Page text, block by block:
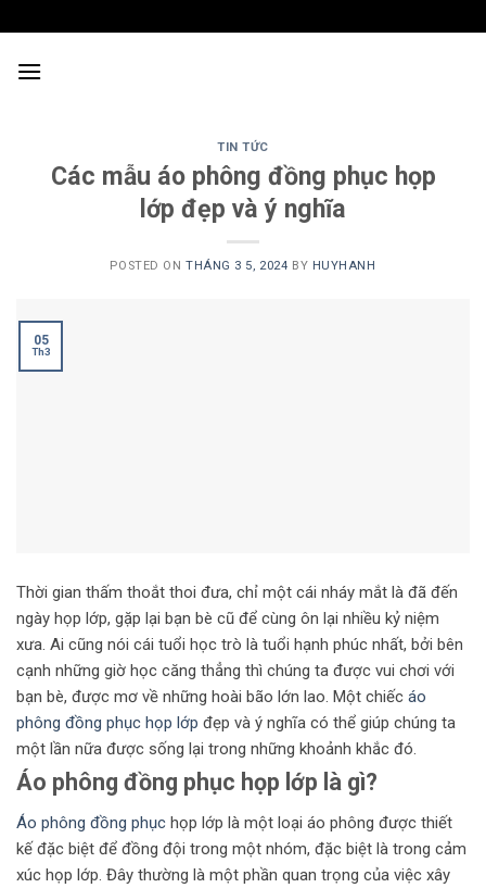
to
content
TIN TỨC
Các mẫu áo phông đồng phục họp
lớp đẹp và ý nghĩa
POSTED ONTHÁNG 3 5, 2024 BY HUYHANH
05
Th3
Thời gian thấm thoắt thoi đưa, chỉ một cái nháy mắt là đã đến
ngày họp lớp, gặp lại bạn bè cũ để cùng ôn lại nhiều kỷ niệm
xưa. Ai cũng nói cái tuổi học trò là tuổi hạnh phúc nhất, bởi bên
cạnh những giờ học căng thẳng thì chúng ta được vui chơi với
bạn bè, được mơ về những hoài bão lớn lao. Một chiếc áo
phông đồng phục họp lớp đẹp và ý nghĩa có thể giúp chúng ta
một lần nữa được sống lại trong những khoảnh khắc đó.
Áo phông đồng phục họp lớp là gì?
Áo phông đồng phục họp lớp là một loại áo phông được thiết
kế đặc biệt để đồng đội trong một nhóm, đặc biệt là trong cảm
xúc họp lớp. Đây thường là một phần quan trọng của việc xây